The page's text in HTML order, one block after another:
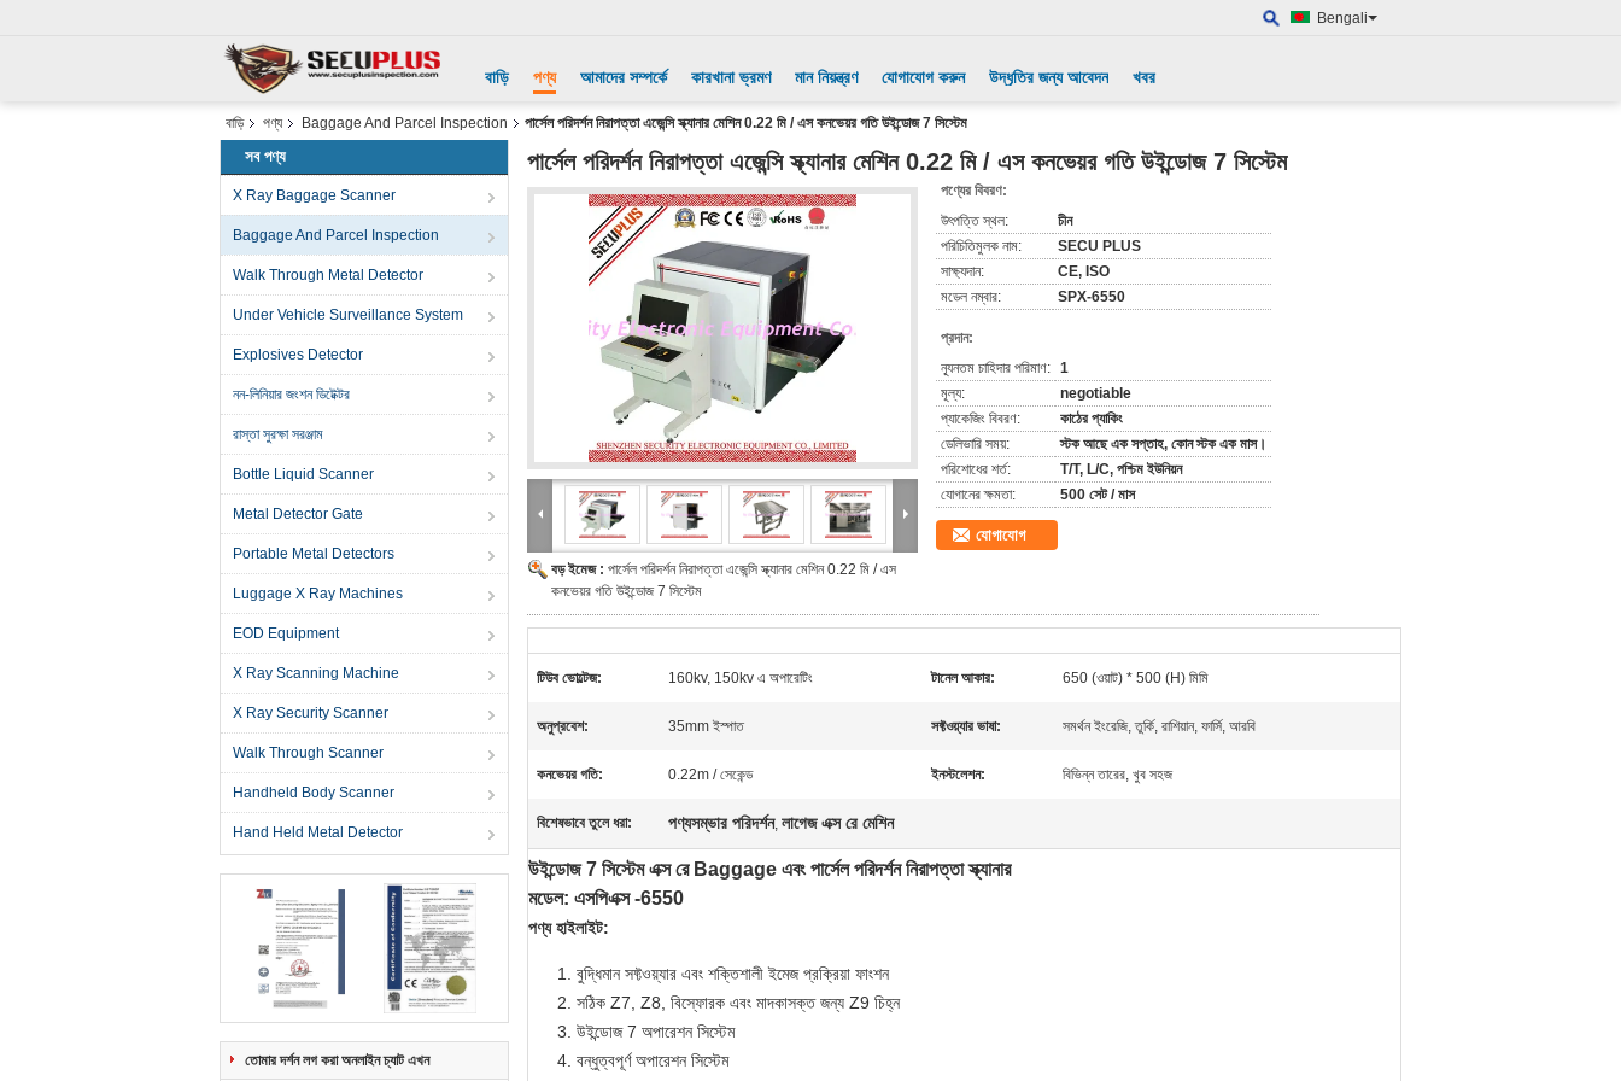
Bengali
বাড়ি পণ্য আমাদের সম্পর্কে কারখানা ভ্রমণ মান নিয়ন্ত্রণ যোগাযোগ করুন উদ্ধৃতির জন্য আবেদন খবর
বাড়ি পণ্য Baggage And Parcel Inspection পার্সেল পরিদর্শন নিরাপত্তা এজেন্সি স্ক্যানার মেশিন 0.22 মি / এস কনভেয়র গতি উইন্ডোজ 7 সিস্টেম
সব পণ্য
X Ray Baggage Scanner
Baggage And Parcel Inspection
Walk Through Metal Detector
Under Vehicle Surveillance System
Explosives Detector
নন-লিনিয়ার জংশন ডিটেক্টর
রাস্তা সুরক্ষা সরঞ্জাম
Bottle Liquid Scanner
Metal Detector Gate
Portable Metal Detectors
Luggage X Ray Machines
EOD Equipment
X Ray Scanning Machine
X Ray Security Scanner
Walk Through Scanner
Handheld Body Scanner
Hand Held Metal Detector
তোমার দর্শন লগ করা অনলাইন চ্যাট এখন
পার্সেল পরিদর্শন নিরাপত্তা এজেন্সি স্ক্যানার মেশিন 0.22 মি / এস কনভেয়র গতি উইন্ডোজ 7 সিস্টেম
বড় ইমেজ : পার্সেল পরিদর্শন নিরাপত্তা এজেন্সি স্ক্যানার মেশিন 0.22 মি / এস
কনভেয়র গতি উইন্ডোজ 7 সিস্টেম
পণ্যের বিবরণ:
উৎপত্তি স্থল:
চীন
পরিচিতিমুলক নাম:
SECU PLUS
সাক্ষ্যদান:
CE, ISO
মডেল নম্বার:
SPX-6550
প্রদান:
ন্যূনতম চাহিদার পরিমাণ: 1
মূল্য:
negotiable
প্যাকেজিং বিবরণ:
কাঠের প্যাকিং
ডেলিভারি সময়:
স্টক আছে এক সপ্তাহ, কোন স্টক এক মাস।
পরিশোধের শর্ত:
T/T, L/C, পশ্চিম ইউনিয়ন
যোগানের ক্ষমতা:
500 সেট / মাস
যোগাযোগ
টিউব ভোল্টেজ: 160kv, 150kv এ অপারেটিং টানেল আকার: 650 (ওয়াট) * 500 (H) মিমি
অনুপ্রবেশ: 35mm ইস্পাত সফ্টওয়্যার ভাষা: সমর্থন ইংরেজি, তুর্কি, রাশিয়ান, ফার্সি, আরবি
কনভেয়র গতি: 0.22m / সেকেন্ড ইনস্টলেশন: বিভিন্ন তারের, খুব সহজ
বিশেষভাবে তুলে ধরা: পণ্যসম্ভার পরিদর্শন, লাগেজ এক্স রে মেশিন
উইন্ডোজ 7 সিস্টেম এক্স রে Baggage এবং পার্সেল পরিদর্শন নিরাপত্তা স্ক্যানার
মডেল: এসপিএক্স -6550
পণ্য হাইলাইট:
বুদ্ধিমান সফ্টওয়্যার এবং শক্তিশালী ইমেজ প্রক্রিয়া ফাংশন
সঠিক Z7, Z8, বিস্ফোরক এবং মাদকাসক্ত জন্য Z9 চিহ্ন
উইন্ডোজ 7 অপারেশন সিস্টেম
বন্ধুত্বপূর্ণ অপারেশন সিস্টেম